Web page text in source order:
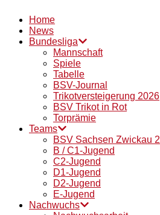
Home
News
Bundesliga
Mannschaft
Spiele
Tabelle
BSV-Journal
Trikotversteigerung 2026
BSV Trikot in Rot
Torprämie
Teams
BSV Sachsen Zwickau 2
B / C1-Jugend
C2-Jugend
D1-Jugend
D2-Jugend
E-Jugend
Nachwuchs